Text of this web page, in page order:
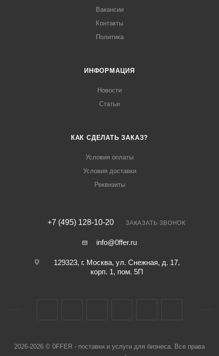
Вакансии
Контакты
Политика
ИНФОРМАЦИЯ
Новости
Статьи
КАК СДЕЛАТЬ ЗАКАЗ?
Условия оплаты
Условия доставки
Реквизиты
+7 (495) 128-10-20 ЗАКАЗАТЬ ЗВОНОК
info@0ffer.ru
129323, г. Москва, ул. Снежная, д. 17,
корп. 1, пом. 5П
2026-2026 © 0FFER - поставки и услуги для бизнеса. Все права